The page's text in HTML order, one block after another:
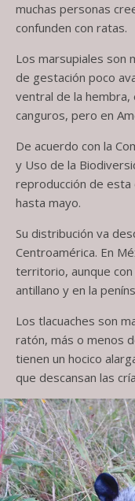
muchas personas
confunden con ratas.
Los marsupiales son
de gestación poco
ventral de la hembra,
canguros, pero en
De acuerdo con la
y Uso de la
reproducción de
hasta mayo.
Su distribución va
Centroamérica. En
territorio, aunque
antillano y en la
Los tlacuaches son
ratón, más o menos
tienen un hocico
que descansan las